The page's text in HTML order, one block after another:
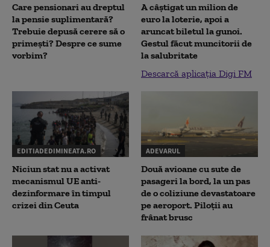
Care pensionari au dreptul
la pensie suplimentară?
Trebuie depusă cerere să o
primești? Despre ce sume
vorbim?
A câștigat un milion de
euro la loterie, apoi a
aruncat biletul la gunoi.
Gestul făcut muncitorii de
la salubritate
Descarcă aplicația Digi FM
EDITIADEDIMINEATA.RO
Niciun stat nu a activat
mecanismul UE anti-
dezinformare în timpul
crizei din Ceuta
ADEVARUL
Două avioane cu sute de
pasageri la bord, la un pas
de o coliziune devastatoare
pe aeroport. Piloții au
frânat brusc